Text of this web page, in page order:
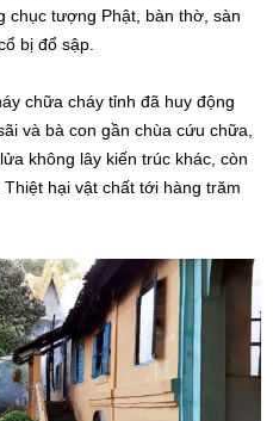
chục tượng Phật, bàn thờ, sàn
bị đổ sập.
chữa cháy tỉnh đã huy động
và bà con gần chùa cứu chữa,
không lây kiến trúc khác, còn
hại vật chất tới hàng trăm